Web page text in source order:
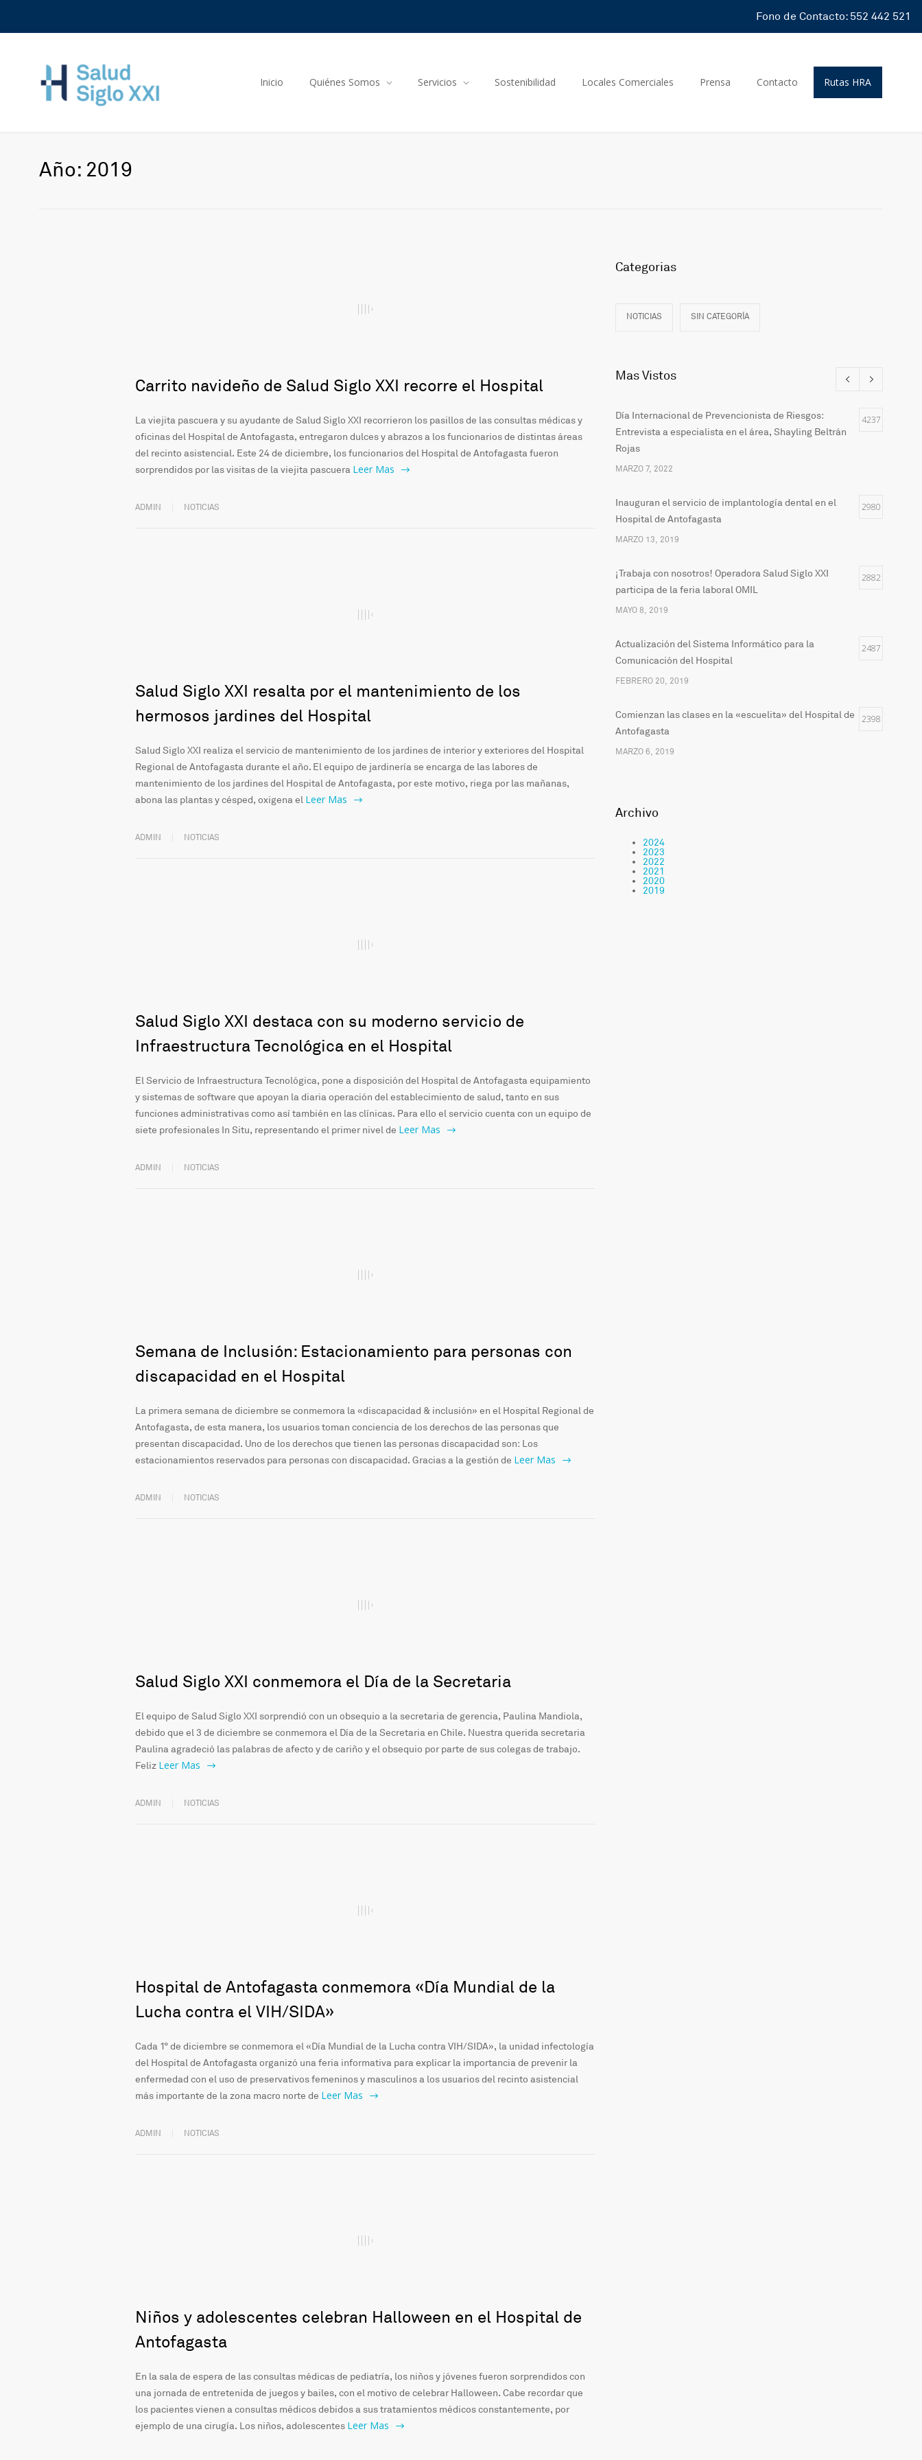
Fono de Contacto: 552 442 521
Inicio Quiénes Somos Servicios Sostenibilidad Locales Comerciales Prensa Contacto Rutas HRA
Año: 2019
Carrito navideño de Salud Siglo XXI recorre el Hospital
La viejita pascuera y su ayudante de Salud Siglo XXI recorrieron los pasillos de las consultas médicas y
oficinas del Hospital de Antofagasta, entregaron dulces y abrazos a los funcionarios de distintas áreas
del recinto asistencial. Este 24 de diciembre, los funcionarios del Hospital de Antofagasta fueron
sorprendidos por las visitas de la viejita pascuera Leer Mas
ADMIN NOTICIAS
Salud Siglo XXI resalta por el mantenimiento de los
hermosos jardines del Hospital
Salud Siglo XXI realiza el servicio de mantenimiento de los jardines de interior y exteriores del Hospital
Regional de Antofagasta durante el año. El equipo de jardinería se encarga de las labores de
mantenimiento de los jardines del Hospital de Antofagasta, por este motivo, riega por las mañanas,
abona las plantas y césped, oxigena el Leer Mas
ADMIN NOTICIAS
Salud Siglo XXI destaca con su moderno servicio de
Infraestructura Tecnológica en el Hospital
El Servicio de Infraestructura Tecnológica, pone a disposición del Hospital de Antofagasta equipamiento
y sistemas de software que apoyan la diaria operación del establecimiento de salud, tanto en sus
funciones administrativas como así también en las clínicas. Para ello el servicio cuenta con un equipo de
siete profesionales In Situ, representando el primer nivel de Leer Mas
ADMIN NOTICIAS
Semana de Inclusión: Estacionamiento para personas con
discapacidad en el Hospital
La primera semana de diciembre se conmemora la «discapacidad & inclusión» en el Hospital Regional de
Antofagasta, de esta manera, los usuarios toman conciencia de los derechos de las personas que
presentan discapacidad. Uno de los derechos que tienen las personas discapacidad son: Los
estacionamientos reservados para personas con discapacidad. Gracias a la gestión de Leer Mas
ADMIN NOTICIAS
Salud Siglo XXI conmemora el Día de la Secretaria
El equipo de Salud Siglo XXI sorprendió con un obsequio a la secretaria de gerencia, Paulina Mandiola,
debido que el 3 de diciembre se conmemora el Día de la Secretaria en Chile. Nuestra querida secretaria
Paulina agradeció las palabras de afecto y de cariño y el obsequio por parte de sus colegas de trabajo.
Feliz Leer Mas
ADMIN NOTICIAS
Hospital de Antofagasta conmemora «Día Mundial de la
Lucha contra el VIH/SIDA»
Cada 1° de diciembre se conmemora el «Día Mundial de la Lucha contra VIH/SIDA», la unidad infectología
del Hospital de Antofagasta organizó una feria informativa para explicar la importancia de prevenir la
enfermedad con el uso de preservativos femeninos y masculinos a los usuarios del recinto asistencial
más importante de la zona macro norte de Leer Mas
ADMIN NOTICIAS
Niños y adolescentes celebran Halloween en el Hospital de
Antofagasta
En la sala de espera de las consultas médicas de pediatría, los niños y jóvenes fueron sorprendidos con
una jornada de entretenida de juegos y bailes, con el motivo de celebrar Halloween. Cabe recordar que
los pacientes vienen a consultas médicos debidos a sus tratamientos médicos constantemente, por
ejemplo de una cirugía. Los niños, adolescentes Leer Mas
Categorias
NOTICIAS SIN CATEGORÍA
Mas Vistos
Día Internacional de Prevencionista de Riesgos:
Entrevista a especialista en el área, Shayling Beltrán
Rojas
4237
MARZO 7, 2022
Inauguran el servicio de implantología dental en el
Hospital de Antofagasta
2980
MARZO 13, 2019
¡Trabaja con nosotros! Operadora Salud Siglo XXI
participa de la feria laboral OMIL
2882
MAYO 8, 2019
Actualización del Sistema Informático para la
Comunicación del Hospital
2487
FEBRERO 20, 2019
Comienzan las clases en la «escuelita» del Hospital de
Antofagasta
2398
MARZO 6, 2019
Archivo
2024
2023
2022
2021
2020
2019